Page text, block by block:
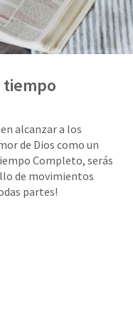
tiempo
alcanzar a los
de Dios como un
Completo, serás
de movimientos
partes!